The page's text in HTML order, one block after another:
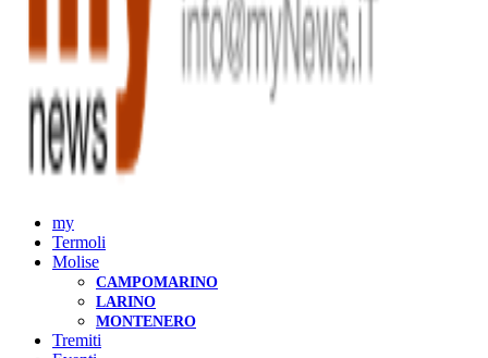
my
Termoli
Molise
CAMPOMARINO
LARINO
MONTENERO
Tremiti